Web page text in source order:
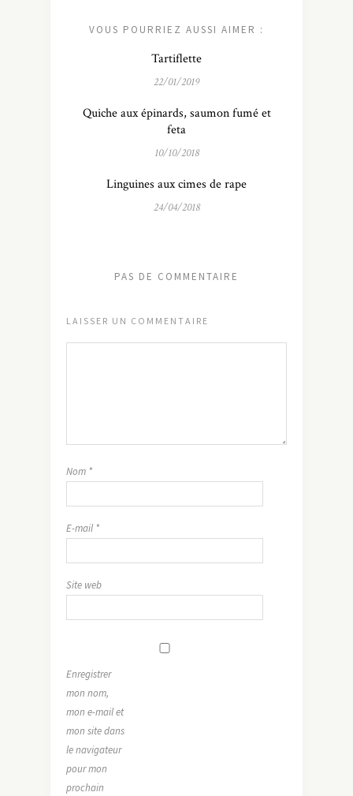
VOUS POURRIEZ AUSSI AIMER :
Tartiflette
22/01/2019
Quiche aux épinards, saumon fumé et
feta
10/10/2018
Linguines aux cimes de rape
24/04/2018
PAS DE COMMENTAIRE
LAISSER UN COMMENTAIRE
Nom *
E-mail *
Site web
Enregistrer
mon nom,
mon e-mail et
mon site dans
le navigateur
pour mon
prochain